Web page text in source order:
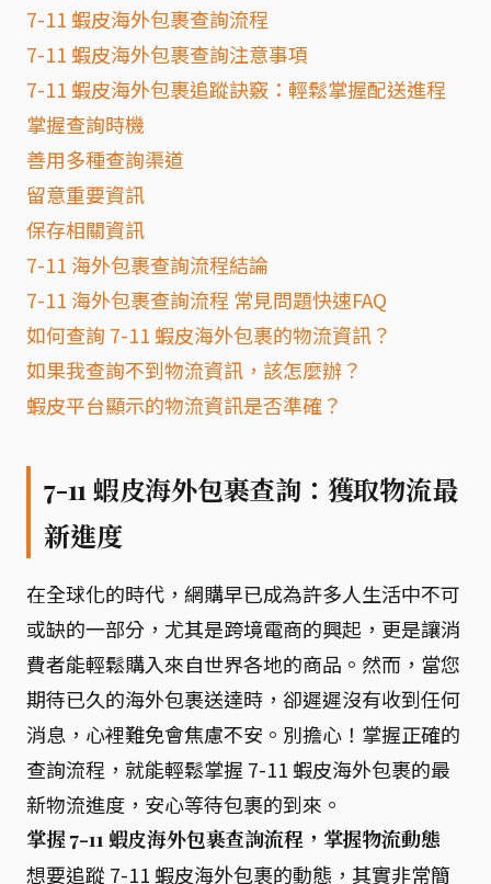
7-11 蝦皮海外包裹查詢流程
7-11 蝦皮海外包裹查詢注意事項
7-11 蝦皮海外包裹追蹤訣竅：輕鬆掌握配送進程
掌握查詢時機
善用多種查詢渠道
留意重要資訊
保存相關資訊
7-11 海外包裹查詢流程結論
7-11 海外包裹查詢流程 常見問題快速FAQ
如何查詢 7-11 蝦皮海外包裹的物流資訊？
如果我查詢不到物流資訊，該怎麼辦？
蝦皮平台顯示的物流資訊是否準確？
7-11 蝦皮海外包裹查詢：獲取物流最
新進度
在全球化的時代，網購早已成為許多人生活中不可
或缺的一部分，尤其是跨境電商的興起，更是讓消
費者能輕鬆購入來自世界各地的商品。然而，當您
期待已久的海外包裹送達時，卻遲遲沒有收到任何
消息，心裡難免會焦慮不安。別擔心！掌握正確的
查詢流程，就能輕鬆掌握 7-11 蝦皮海外包裹的最
新物流進度，安心等待包裹的到來。
掌握 7-11 蝦皮海外包裹查詢流程，掌握物流動態
想要追蹤 7-11 蝦皮海外包裹的動態，其實非常簡